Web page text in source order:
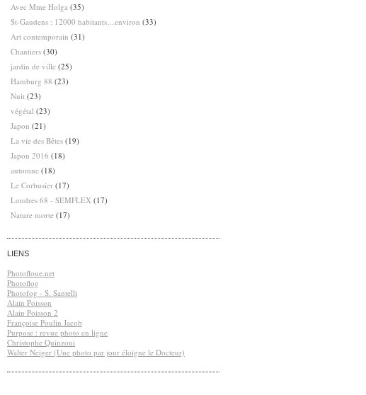
Avec Mme Holga (35)
St-Gaudens : 12000 habitants…environ (33)
Art contemporain (31)
Chantiers (30)
jardin de ville (25)
Hamburg 88 (23)
Nuit (23)
végétal (23)
Japon (21)
La vie des Bêtes (19)
Japon 2016 (18)
automne (18)
Le Corbusier (17)
Londres 68 - SEMFLEX (17)
Nature morte (17)
LIENS
Photofloue.net
Photoflog
Photofog - S. Santelli
Alain Poisson
Alain Poisson 2
Françoise Poulin Jacob
Purpose : revue photo en ligne
Christophe Quinzoni
Walter Neiger (Une photo par jour éloigne le Docteur)